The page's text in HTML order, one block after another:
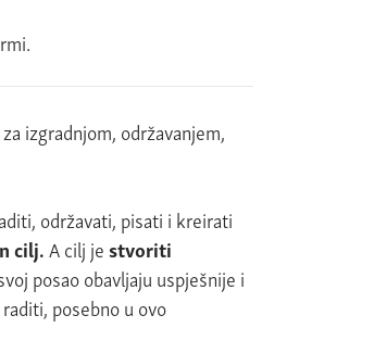
za izgradnjom, održavanjem,
održavati, pisati i kreirati
cilj.A cilj jestvoriti
posao obavljaju uspješnije i
posebno u ovo